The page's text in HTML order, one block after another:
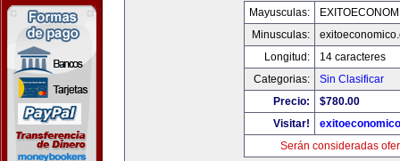
Mayusculas:
Minusculas:
Longitud:
14 caracteres
Categorias:
Sin Clasificar
Precio:
$780.00
Visitar!
Serán consideradas